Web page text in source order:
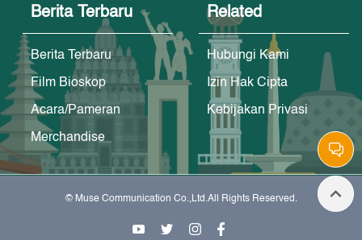
Berita Terbaru
Berita Terbaru
Film Bioskop
Acara/Pameran
Merchandise
Related
Hubungi Kami
Izin Hak Cipta
Kebijakan Privasi
© Muse Communication Co.,Ltd.All Rights Reserved.